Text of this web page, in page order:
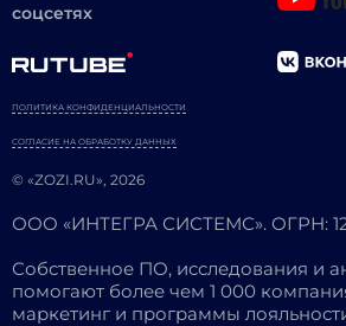
соцсетях
© «ZOZI.RU», 2026
ПОЛИТИКА КОНФИДЕНЦИАЛЬНОСТИ
СОГЛАСИЕ НА ОБРАБОТКУ ДАННЫХ
ООО «ИНТЕГРА СИСТЕМС». ОГРН:
Собственное ПО, исследования и
помогают более чем 1 000
маркетинг и программы